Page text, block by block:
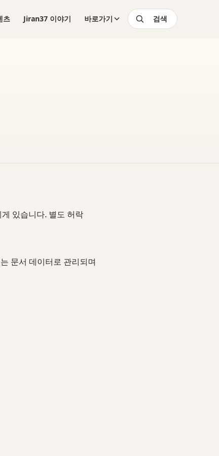
츠 Jiran37 이야기 바로가기 검색
있습니다. 별도 허락
문서 데이터로 관리되며